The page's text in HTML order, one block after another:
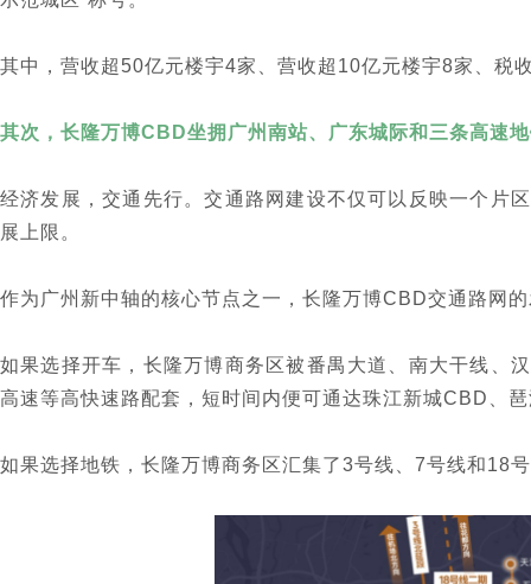
其中，营收超50亿元楼宇4家、营收超10亿元楼宇8家、税
其次，长隆万博CBD坐拥广州南站、广东城际和三条高速
经济发展，交通先行。交通路网建设不仅可以反映一个片
展上限。
作为广州新中轴的核心节点之一，长隆万博CBD交通路网
如果选择开车，长隆万博商务区被番禺大道、南大干线、
高速等高快速路配套，短时间内便可通达珠江新城CBD、
如果选择地铁，长隆万博商务区汇集了3号线、7号线和18